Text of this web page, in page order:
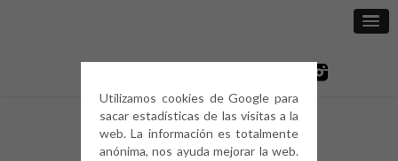
Utilizamos cookies de Google para
sacar estadísticas de las visitas a la
web. La información es totalmente
anónima, nos ayuda mejorar la web.